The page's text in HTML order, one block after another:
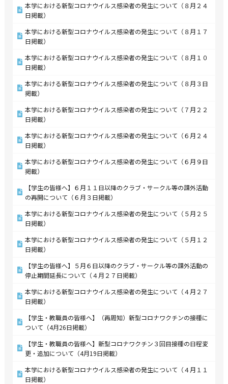
本学における新型コロナウイルス感染者の発生について（８月２４
日掲載）
本学における新型コロナウイルス感染者の発生について（８月１７
日掲載）
本学における新型コロナウイルス感染者の発生について（８月１０
日掲載）
本学における新型コロナウイルス感染者の発生について（８月３日
掲載）
本学における新型コロナウイルス感染者の発生について（７月２２
日掲載）
本学における新型コロナウイルス感染者の発生について（６月２４
日掲載）
本学における新型コロナウイルス感染者の発生について（６月９日
掲載）
【学生の皆様へ】６月１１日以降のクラブ・サークル等の課外活動
の再開について（６月３日掲載）
本学における新型コロナウイルス感染者の発生について（５月２５
日掲載）
本学における新型コロナウイルス感染者の発生について（５月１２
日掲載）
【学生の皆様へ】５月６日以降のクラブ・サークル等の課外活動の
停止期間延長について（４月２７日掲載）
本学における新型コロナウイルス感染者の発生について（４月２７
日掲載）
【学生・教職員の皆様へ】（再周知）新型コロナワクチンの接種に
ついて（4月26日掲載）
【学生・教職員の皆様へ】新型コロナワクチン３回目接種の日程変
更・追加について（4月19日掲載）
本学における新型コロナウイルス感染者の発生について（４月１１
日掲載）